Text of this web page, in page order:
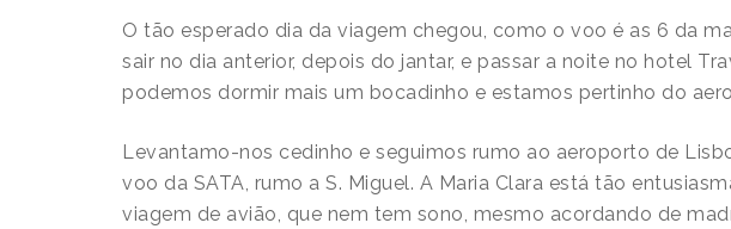
O tão esperado dia da viagem chegou, como o voo é as 6 da
sair no dia anterior, depois do jantar, e passar a noite no hotel
podemos dormir mais um bocadinho e estamos pertinho do
Levantamo-nos cedinho e seguimos rumo ao aeroporto de
voo da SATA, rumo a S. Miguel. A Maria Clara está tão
viagem de avião, que nem tem sono, mesmo acordando de